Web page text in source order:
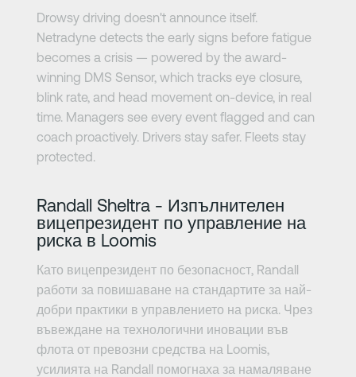
Drowsy driving doesn't announce itself.
Netradyne detects the early signs before fatigue
becomes a crisis — powered by the award-
winning DMS Sensor, which tracks eye closure,
blink rate, and head movement on-device, in real
time. Managers see every event flagged and can
coach proactively. Drivers stay safer. Fleets stay
protected.
Randall Sheltra - Изпълнителен
вицепрезидент по управление на
риска в Loomis
Като вицепрезидент по безопасност, Randall
работи за повишаване на стандартите за най-
добри практики в управлението на риска. Чрез
въвеждане на технологични иновации във
флота от превозни средства на Loomis,
усилията на Randall помогнаха за намаляване